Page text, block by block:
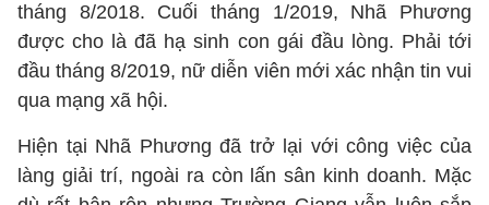
tháng 8/2018. Cuối tháng 1/2019, Nhã Phương
được cho là đã hạ sinh con gái đầu lòng. Phải tới
đầu tháng 8/2019, nữ diễn viên mới xác nhận tin vui
qua mạng xã hội.
Hiện tại Nhã Phương đã trở lại với công việc của
làng giải trí, ngoài ra còn lấn sân kinh doanh. Mặc